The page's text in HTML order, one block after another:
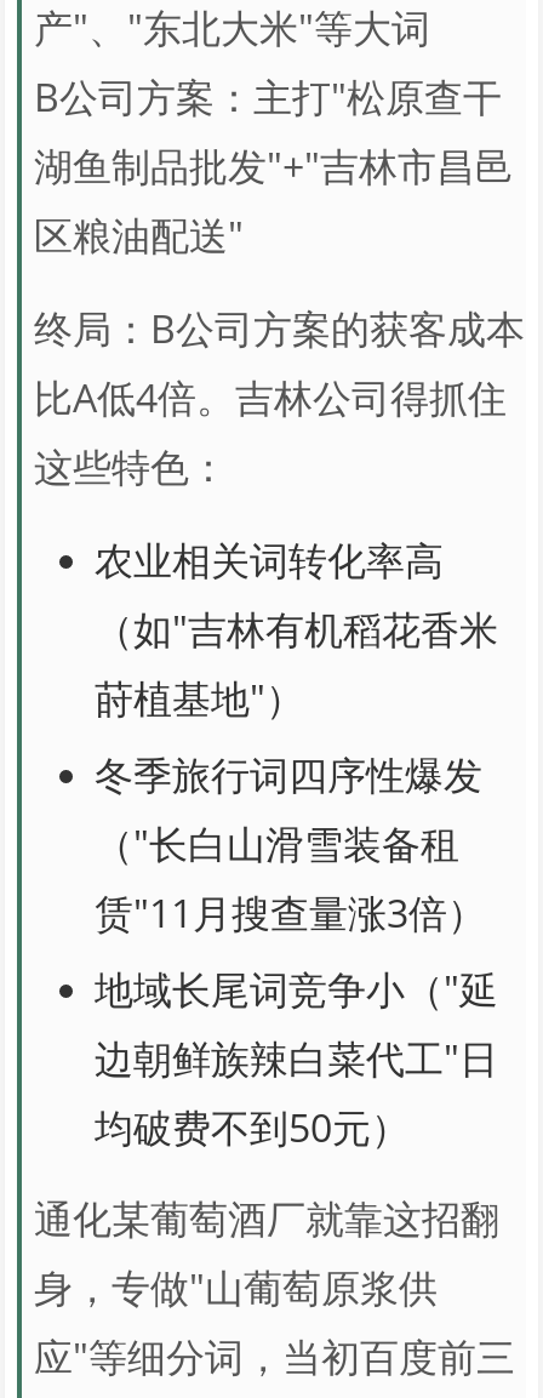
产"、"东北大米"等大词
B公司方案：主打"松原查干
湖鱼制品批发"+"吉林市昌邑
区粮油配送"
终局：B公司方案的获客成本
比A低4倍。吉林公司得抓住
这些特色：
农业相关词转化率高
（如"吉林有机稻花香米
莳植基地"）
冬季旅行词四序性爆发
（"长白山滑雪装备租
赁"11月搜查量涨3倍）
地域长尾词竞争小（"延
边朝鲜族辣白菜代工"日
均破费不到50元）
通化某葡萄酒厂就靠这招翻
身，专做"山葡萄原浆供
应"等细分词，当初百度前三